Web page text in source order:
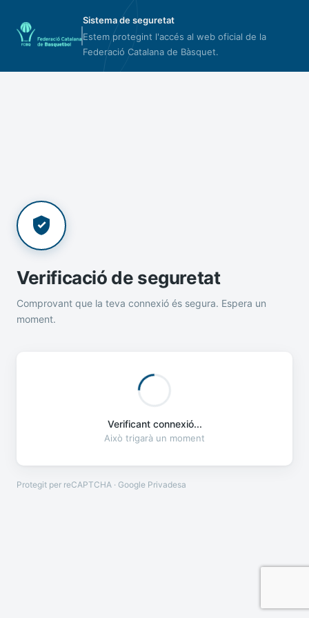
Sistema de seguretat
Estem protegint l'accés al web oficial de la
Federació Catalana de Bàsquet.
Verificació de seguretat
Comprovant que la teva connexió és segura. Espera un
moment.
Verificant connexió...
Això trigarà un moment
Protegit per reCAPTCHA · Google Privadesa